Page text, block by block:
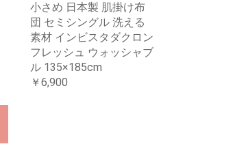
小さめ 日本製 肌掛け布
団 セミシングル 洗える
素材 インビスタダクロン
フレッシュ ウォッシャブ
ル 135×185cm
￥6,900